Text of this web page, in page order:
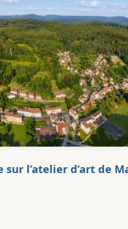
sur l’atelier d’art de